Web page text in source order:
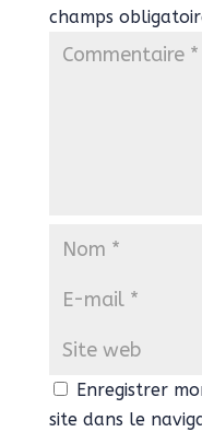
champs
Enregistrer
site dans le